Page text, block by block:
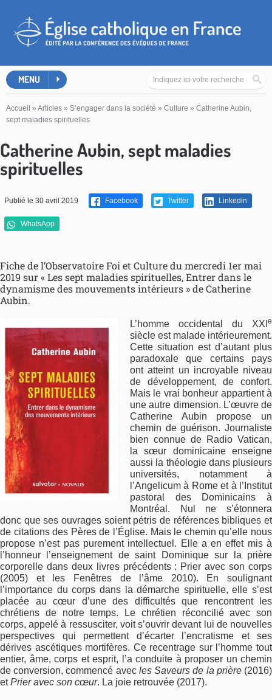
MENU
Accueil » Articles » S’engager dans la société » Culture » Catherine Aubin,
sept maladies spirituelles
Catherine Aubin, sept maladies
spirituelles
Publié le 30 avril 2019 Facebook Twitter Linkedin
WhatsApp
Fiche de l’Observatoire Foi et Culture du mercredi 1er mai
2019 sur « Les sept maladies spirituelles, Entrer dans le
dynamisme des mouvements intérieurs » de Catherine
Aubin.
L’homme occidental du XXI e
siècle est malade intérieurement.
Cette situation est d’autant plus
paradoxale que certains pays
ont atteint un incroyable niveau
de développement, de confort.
Mais le vrai bonheur appartient à
une autre dimension. L’œuvre de
Catherine Aubin propose un
chemin de guérison. Journaliste
bien connue de Radio Vatican,
la sœur dominicaine enseigne
aussi la théologie dans plusieurs
universités, notamment à
l’Angelicum à Rome et à l’Institut
pastoral des Dominicains à
Montréal. Nul ne s’étonnera
donc que ses ouvrages soient pétris de références bibliques et
de citations des Pères de l’Église. Mais le chemin qu’elle nous
propose n’est pas purement intellectuel. Elle a en effet mis à
l’honneur l’enseignement de saint Dominique sur la prière
corporelle dans deux livres précédents : Prier avec son corps
(2005) et les Fenêtres de l’âme 2010). En soulignant
l’importance du corps dans la démarche spirituelle, elle s’est
placée au cœur d’une des difficultés que rencontrent les
chrétiens de notre temps. Le chrétien réconcilié avec son
corps, appelé à ressusciter, voit s’ouvrir devant lui de nouvelles
perspectives qui permettent d’écarter l’encratisme et ses
dérives ascétiques mortifères. Ce recentrage sur l’homme tout
entier, âme, corps et esprit, l’a conduite à proposer un chemin
de conversion, commencé avec les Saveurs de la prière(2016)
etPrier avec son cœur. La joie retrouvée (2017).